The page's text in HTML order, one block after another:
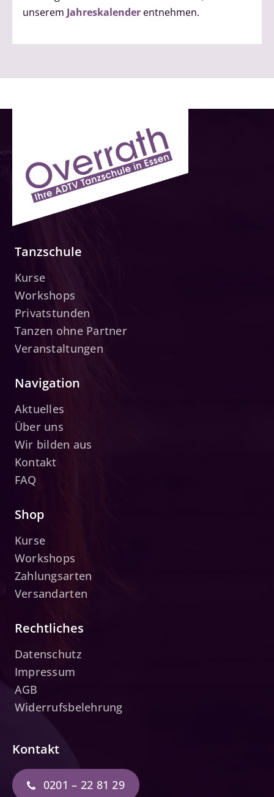
unserem Jahreskalender entnehmen.
Tanzschule
Kurse
Workshops
Privatstunden
Tanzen ohne Partner
Veranstaltungen
Navigation
Aktuelles
Über uns
Wir bilden aus
Kontakt
FAQ
Kontakt
0201 – 22 81 29
Shop
Kurse
Workshops
Zahlungsarten
Versandarten
Rechtliches
Datenschutz
Impressum
AGB
Widerrufsbelehrung